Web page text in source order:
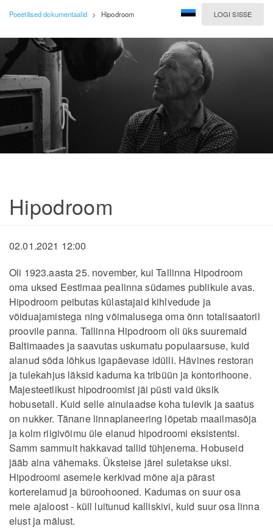
LOGI SISSE
Poeetilised dokumentaalid > Hipodroom
Hipodroom
02.01.2021 12:00
Oli 1923.aasta 25. november, kui Tallinna Hipodroom
oma uksed Eestimaa pealinna südames publikule avas.
Hipodroom peibutas külastajaid kihlvedude ja
võiduajamistega ning võimalusega oma õnn totalisaatoril
proovile panna. Tallinna Hipodroom oli üks suuremaid
Baltimaades ja saavutas uskumatu populaarsuse, kuid
alanud sõda lõhkus igapäevase idülli. Hävines restoran
ja tulekahjus läksid kaduma ka tribüün ja kontorihoone.
Majesteetlikust hipodroomist jäi püsti vaid üksik
hobusetall. Kuid selle ainulaadse koha tulevik ja saatus
on nukker. Tänane linnaplaneering lõpetab maailmasõja
ja kolm riigivõimu üle elanud hipodroomi eksistentsi.
Samm sammult hakkavad tallid tühjenema. Hobuseid
jääb aina vähemaks. Üksteise järel suletakse uksi.
Hipodroomi asemele kerkivad mõne aja pärast
korterelamud ja büroohooned. Kadumas on suur osa
meie ajaloost - küll luitunud kalliskivi, kuid suur osa linna
elust ja mälust.